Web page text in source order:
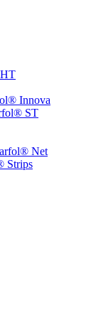
Innova
ST
Net
Strips